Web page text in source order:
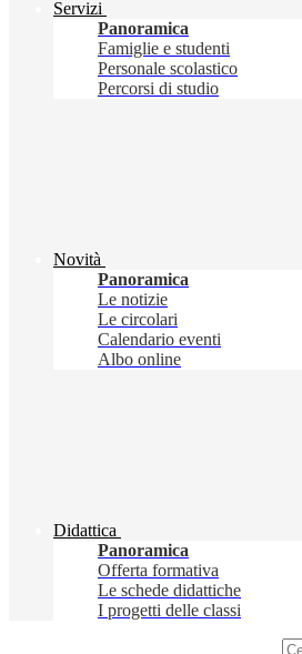
Servizi
Panoramica
Famiglie e studenti
Personale scolastico
Percorsi di studio
Novità
Panoramica
Le notizie
Le circolari
Calendario eventi
Albo online
Didattica
Panoramica
Offerta formativa
Le schede didattiche
I progetti delle classi